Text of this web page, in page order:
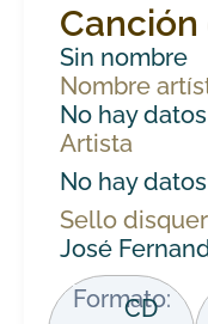
Sin nombre
Nombre
No hay datos
Artista
No hay datos
Sello
José
Formato:
CD